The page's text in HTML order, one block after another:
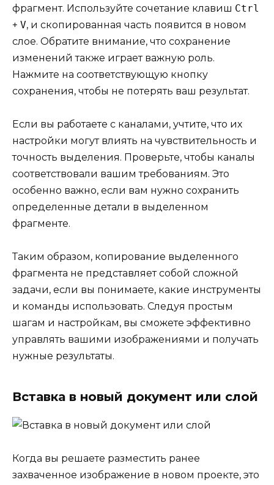
фрагмент. Используйте сочетание клавиш Ctrl
+ V, и скопированная часть появится в новом
слое. Обратите внимание, что сохранение
изменений также играет важную роль.
Нажмите на соответствующую кнопку
сохранения, чтобы не потерять ваш результат.
Если вы работаете с каналами, учтите, что их
настройки могут влиять на чувствительность и
точность выделения. Проверьте, чтобы каналы
соответствовали вашим требованиям. Это
особенно важно, если вам нужно сохранить
определенные детали в выделенном
фрагменте.
Таким образом, копирование выделенного
фрагмента не представляет собой сложной
задачи, если вы понимаете, какие инструменты
и команды использовать. Следуя простым
шагам и настройкам, вы сможете эффективно
управлять вашими изображениями и получать
нужные результаты.
Вставка в новый документ или слой
Когда вы решаете разместить ранее
захваченное изображение в новом проекте, это